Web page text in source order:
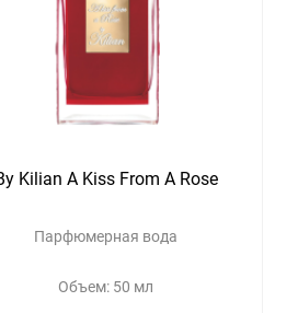
Kilian A Kiss From A Rose
Парфюмерная вода
Объем: 50 мл